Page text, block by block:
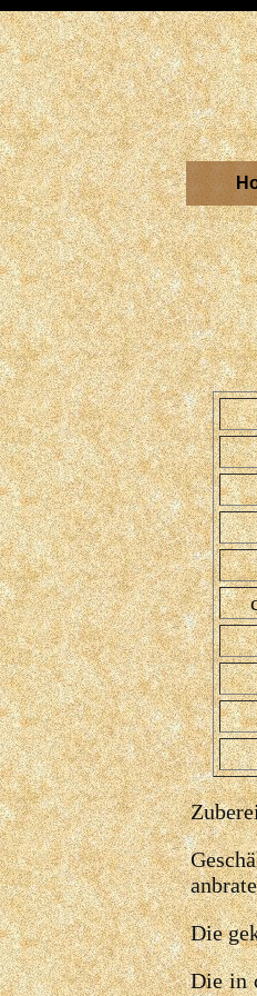
Die
Die in